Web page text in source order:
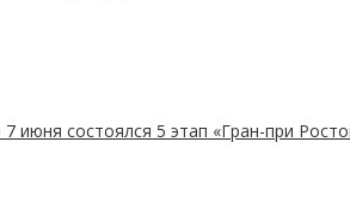
июня состоялся 5 этап «Гран-при